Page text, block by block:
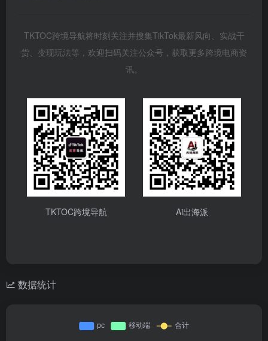
TKTOC跨境导航将时刻关注并搜集TikTok最新风向、实战干
货、变现玩法等，欢迎扫码关注公众号，获取更多跨境电商资
讯。
TKTOC跨境导航 Ai出海派
数据统计